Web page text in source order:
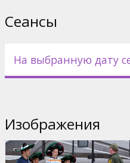
Фильм на английском
русском языках.
Дистрибьютор: Acme Film SIA
В ролях: Jennifer Aniston,
Сеансы
На выбранную дату
Изображения